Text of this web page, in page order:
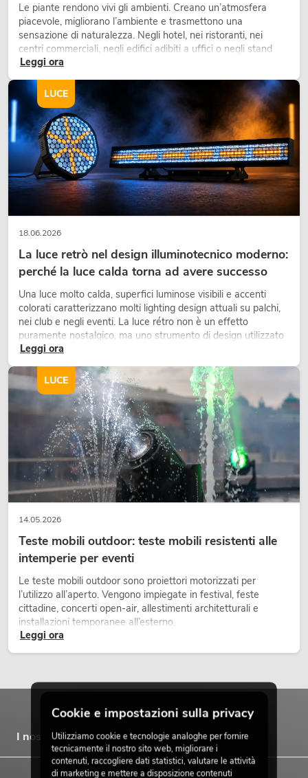
Le piante rendono vivi gli ambienti. Creano un’atmosfera
piacevole, migliorano l’ambiente e trasmettono una
sensazione di naturalezza. Negli hotel, nei ristoranti, nei
centri commerciali, negli edifici adibiti a uffici o negli stand
fieristici, una vegetazione di alta qualità è ormai parte
integrante dei moderni progetti di arredamento.
Leggi ora
18.06.2026
La luce retrò nel design illuminotecnico moderno:
perché la luce calda torna ad avere successo
Una luce molto calda, superfici luminose visibili e accenti
colorati caratterizzano molti lighting design attuali su palchi,
nei club e negli eventi. La luce rétro non è un effetto
puramente nostalgico, ma uno strumento di design utilizzato
in modo consapevole: crea atmosfera, dona carattere alle
scene e può rendere più emozionali i setup LED tecnici.
Leggi ora
LUCE
14.05.2026
Teste mobili outdoor: teste mobili resistenti alle
intemperie per eventi
Le teste mobili outdoor sono proiettori motorizzati per
l’utilizzo all’aperto. Vengono impiegate in festival, feste
cittadine, concerti open-air, allestimenti architetturali e
installazioni temporanee all’esterno.
Leggi ora
LUCE
I nostri marchi
Cookie e impostazioni sulla privacy
Utilizziamo cookie e tecnologie analoghe per fornire
tecnicamente il nostro sito web, migliorare i
contenuti, raccogliere dati statistici, valutare le attività
di marketing e mettere a disposizione contenuti